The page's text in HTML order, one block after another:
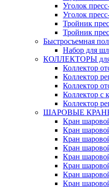
Уголок
Уголок
Тройник
Тройник
Быстросъемная
Набор для
КОЛЛЕКТОРЫ для
Коллектор
Коллектор
Коллектор
Коллектор с
Коллектор
ШАРОВЫЕ
Кран
Кран
Кран
Кран
Кран
Кран
Кран
Кран